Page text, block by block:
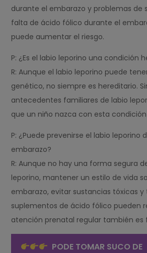
durante el embarazo y problemas de
falta de ácido fólico durante el
puede aumentar el riesgo.
P: ¿Es el labio leporino una condición
R: Aunque el labio leporino puede
genético, no siempre es hereditario.
antecedentes familiares de labio
que un niño nazca con esta
P: ¿Puede prevenirse el labio leporino
embarazo?
R: Aunque no hay una forma segura
leporino, mantener un estilo de vida
embarazo, evitar sustancias tóxicas
suplementos de ácido fólico pueden
atención prenatal regular también es
PODE TOMAR SUCO DE